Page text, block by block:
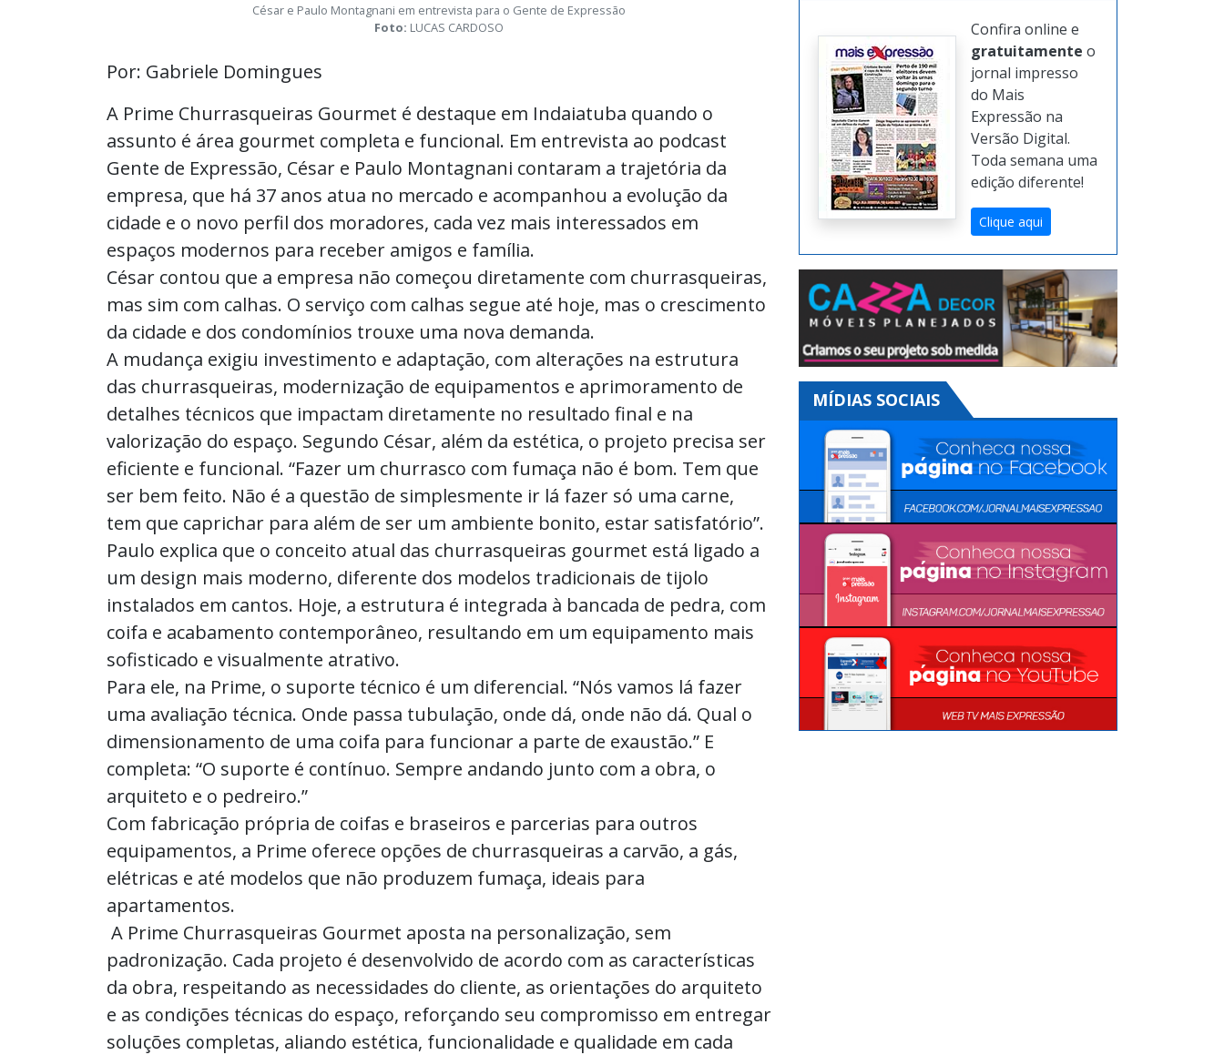
César e Paulo Montagnani em entrevista para o Gente de Expressão
Foto: LUCAS CARDOSO
Por: Gabriele Domingues
A Prime Churrasqueiras Gourmet é destaque em Indaiatuba quando o
assunto é área gourmet completa e funcional. Em entrevista ao podcast
Gente de Expressão, César e Paulo Montagnani contaram a trajetória da
empresa, que há 37 anos atua no mercado e acompanhou a evolução da
cidade e o novo perfil dos moradores, cada vez mais interessados em
espaços modernos para receber amigos e família.
César contou que a empresa não começou diretamente com churrasqueiras,
mas sim com calhas. O serviço com calhas segue até hoje, mas o crescimento
da cidade e dos condomínios trouxe uma nova demanda.
A mudança exigiu investimento e adaptação, com alterações na estrutura
das churrasqueiras, modernização de equipamentos e aprimoramento de
detalhes técnicos que impactam diretamente no resultado final e na
valorização do espaço. Segundo César, além da estética, o projeto precisa ser
eficiente e funcional. “Fazer um churrasco com fumaça não é bom. Tem que
ser bem feito. Não é a questão de simplesmente ir lá fazer só uma carne,
tem que caprichar para além de ser um ambiente bonito, estar satisfatório”.
Paulo explica que o conceito atual das churrasqueiras gourmet está ligado a
um design mais moderno, diferente dos modelos tradicionais de tijolo
instalados em cantos. Hoje, a estrutura é integrada à bancada de pedra, com
coifa e acabamento contemporâneo, resultando em um equipamento mais
sofisticado e visualmente atrativo.
Para ele, na Prime, o suporte técnico é um diferencial. “Nós vamos lá fazer
uma avaliação técnica. Onde passa tubulação, onde dá, onde não dá. Qual o
dimensionamento de uma coifa para funcionar a parte de exaustão.” E
completa: “O suporte é contínuo. Sempre andando junto com a obra, o
arquiteto e o pedreiro.”
Com fabricação própria de coifas e braseiros e parcerias para outros
equipamentos, a Prime oferece opções de churrasqueiras a carvão, a gás,
elétricas e até modelos que não produzem fumaça, ideais para
apartamentos.
A Prime Churrasqueiras Gourmet aposta na personalização, sem
padronização. Cada projeto é desenvolvido de acordo com as características
da obra, respeitando as necessidades do cliente, as orientações do arquiteto
e as condições técnicas do espaço, reforçando seu compromisso em entregar
soluções completas, aliando estética, funcionalidade e qualidade em cada
Confira online e
gratuitamente o
jornal impresso
do Mais
Expressão na
Versão Digital.
Toda semana uma
edição diferente!
Clique aqui
MÍDIAS SOCIAIS